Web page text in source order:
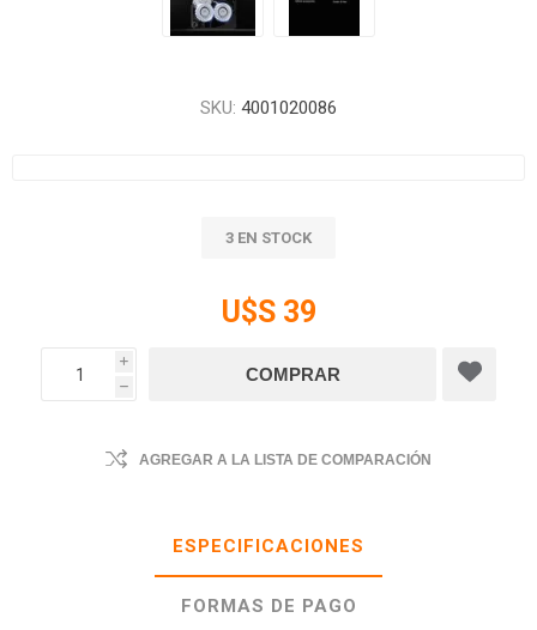
SKU: 4001020086
3 EN STOCK
U$S 39
i
h
AGREGAR A LA LISTA DE COMPARACIÓN
ESPECIFICACIONES
FORMAS DE PAGO